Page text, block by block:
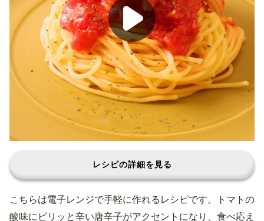
レシピの詳細を見る
こちらは電子レンジで手軽に作れるレシピです。トマトの
酸味にピリッと辛い唐辛子がアクセントになり、食べ応え